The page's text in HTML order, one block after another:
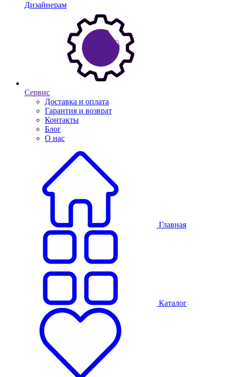
Дизайнерам
Сервис
Доставка и оплата
Гарантия и возврат
Контакты
Блог
О нас
Главная
Каталог